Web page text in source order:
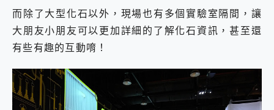
而除了大型化石以外，現場也有多個實驗室隔間，讓
大朋友小朋友可以更加詳細的了解化石資訊，甚至還
有些有趣的互動唷！